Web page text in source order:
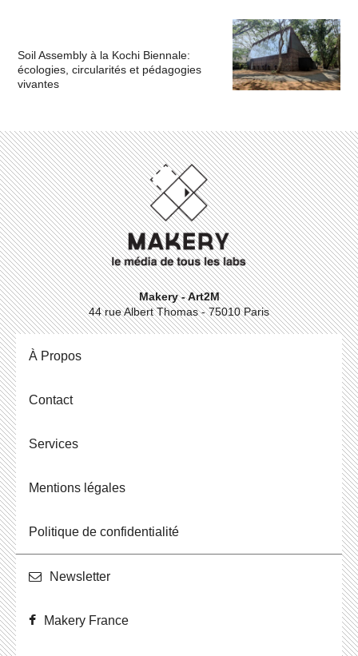
Soil Assembly à la Kochi Biennale:
écologies, circularités et pédagogies
vivantes
Makery - Art2M
44 rue Albert Thomas - 75010 Paris
À Propos
Contact
Ser­vices
Men­tions légales
Po­li­tique de confidentialité
News­let­ter
Makery France